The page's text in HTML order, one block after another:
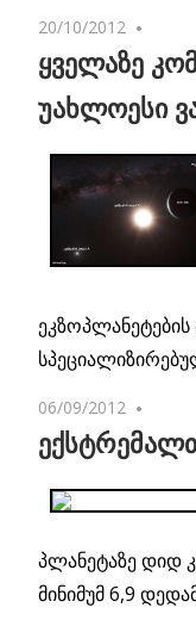
20/10/2012
ყველაზე
უახლოესი
ეკზოპლანეტების
06/09/2012
პლანეტაზე დიდ
მინიმუმ 6,9